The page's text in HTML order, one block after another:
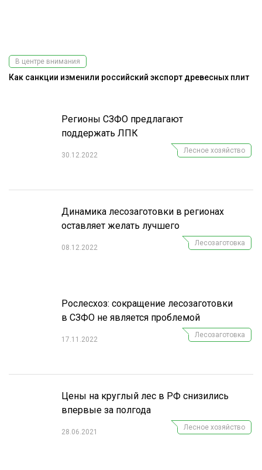
Регионы СЗФО предлагают
поддержать ЛПК
30.12.2022
Лесное хозяйство
Динамика лесозаготовки в регионах
оставляет желать лучшего
08.12.2022
Лесозаготовка
Рослесхоз: сокращение лесозаготовки
в СЗФО не является проблемой
17.11.2022
Лесозаготовка
Цены на круглый лес в РФ снизились
впервые за полгода
28.06.2021
Лесное хозяйство
В центре внимания
Как санкции изменили российский экспорт древесных плит